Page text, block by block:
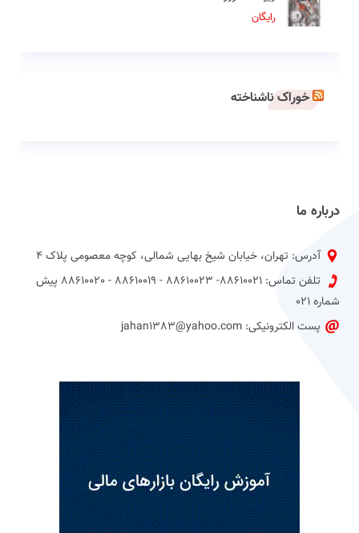
رایگان
خوراک ناشناخته
درباره ما
آدرس: تهران، خیابان شیخ بهایی شمالی، کوچه معصومی پلاک 4
تلفن تماس: 88610021- 88610023 - 88610019 - 88610020 پیش
شماره 021
پست الکترونیکی: jahan1383@yahoo.com